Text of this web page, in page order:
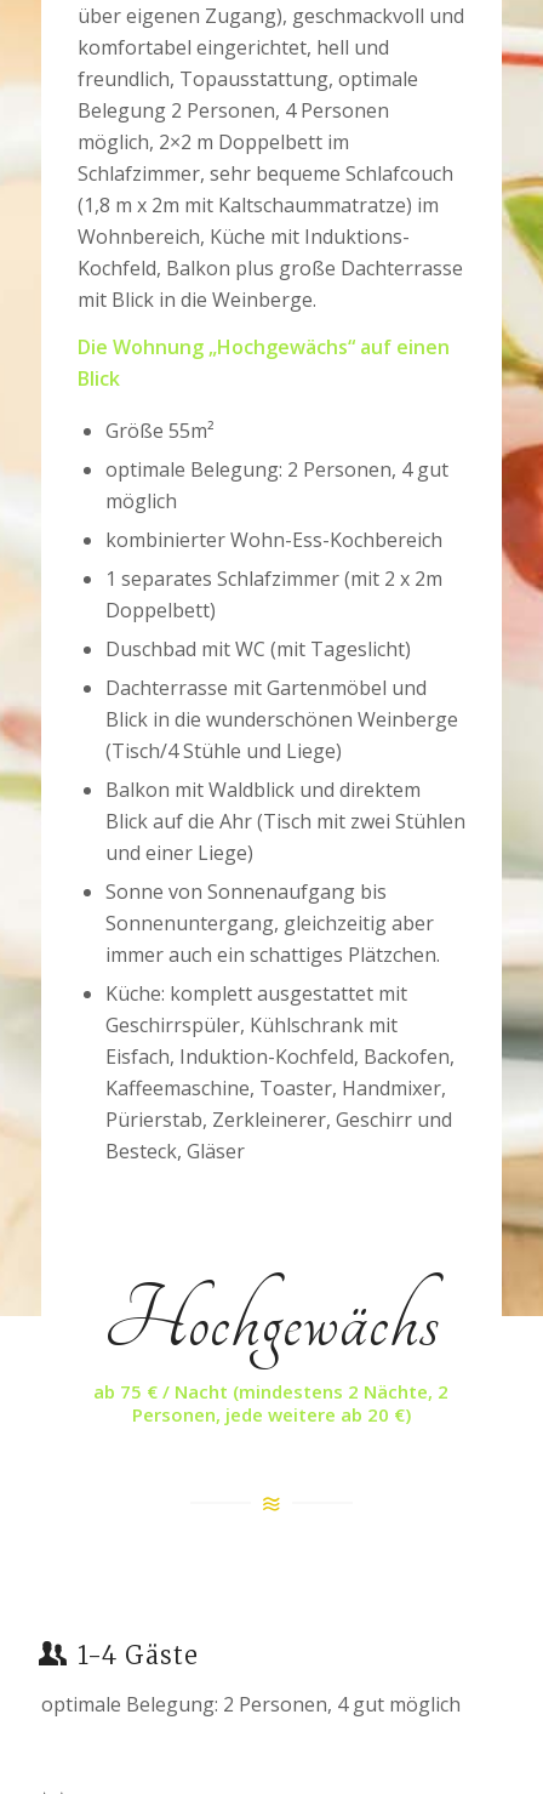
über eigenen Zugang), geschmackvoll und
komfortabel eingerichtet, hell und
freundlich, Topausstattung, optimale
Belegung 2 Personen, 4 Personen
möglich, 2×2 m Doppelbett im
Schlafzimmer, sehr bequeme Schlafcouch
(1,8 m x 2m mit Kaltschaummatratze) im
Wohnbereich, Küche mit Induktions-
Kochfeld, Balkon plus große Dachterrasse
mit Blick in die Weinberge.
Die Wohnung „Hochgewächs“ auf einen
Blick
Größe 55m²
optimale Belegung: 2 Personen, 4 gut
möglich
kombinierter Wohn-Ess-Kochbereich
1 separates Schlafzimmer (mit 2 x 2m
Doppelbett)
Duschbad mit WC (mit Tageslicht)
Dachterrasse mit Gartenmöbel und
Blick in die wunderschönen Weinberge
(Tisch/4 Stühle und Liege)
Balkon mit Waldblick und direktem
Blick auf die Ahr (Tisch mit zwei Stühlen
und einer Liege)
Sonne von Sonnenaufgang bis
Sonnenuntergang, gleichzeitig aber
immer auch ein schattiges Plätzchen.
Küche: komplett ausgestattet mit
Geschirrspüler, Kühlschrank mit
Eisfach, Induktion-Kochfeld, Backofen,
Kaffeemaschine, Toaster, Handmixer,
Pürierstab, Zerkleinerer, Geschirr und
Besteck, Gläser
Hochgewächs
ab 75 € / Nacht (mindestens 2 Nächte, 2
Personen, jede weitere ab 20 €)
1-4 Gäste
optimale Belegung: 2 Personen, 4 gut möglich